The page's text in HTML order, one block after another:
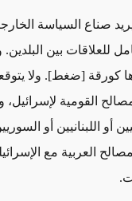
صناع السياسة
للعلاقات بين
كورقة [ضغط]. ولا
القومية
العربية مع